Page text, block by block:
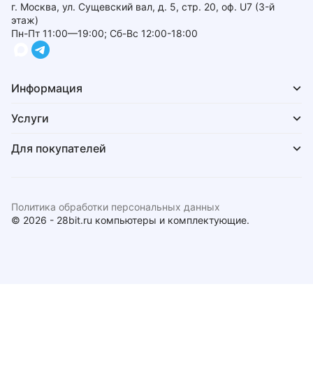
г. Москва, ул. Сущевский вал, д. 5, стр. 20, оф. U7 (3-й
этаж)
Пн-Пт 11:00—19:00; Сб-Вс 12:00-18:00
Информация
Услуги
Для покупателей
© 2026 - 28bit.ru компьютеры и комплектующие.
Политика обработки персональных данных